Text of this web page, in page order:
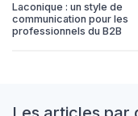
Laconique : un style de
communication pour les
professionnels du B2B